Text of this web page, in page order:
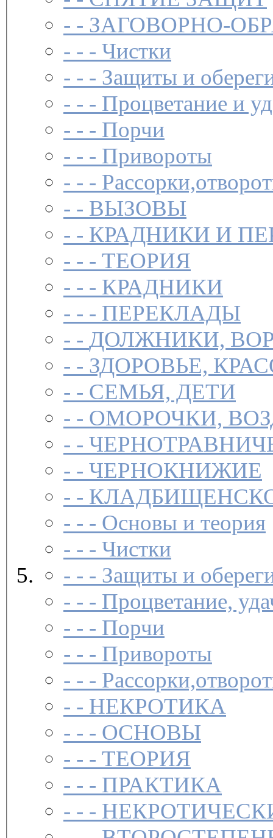
- - ЗАГОВОР­НО-
- - - Чистки­
- - - Защиты и
- - - Процветание и
- - - Порчи
- - - Привороты
- - -
- - ВЫЗОВЫ
- - КРАДНИКИ И
- - - ТЕОРИЯ
- - - КРАДНИКИ
- - - ПЕРЕКЛАДЫ
- - ДОЛЖНИКИ,
- - ЗДОРОВЬЕ,
- - СЕМЬЯ, ДЕТИ
- - ОМОРОЧКИ,
- -
- - ЧЕРНОКНИЖИЕ
- -
- - - Основы и теория
- - - Чистки­
- - - Защиты и
- - - Процветание,
- - - Порчи­
- - - Привороты­
- - -
- - НЕКРОТИКА
- - - ОСНОВЫ
- - - ТЕОРИЯ
- - - ПРАКТИКА
- - -